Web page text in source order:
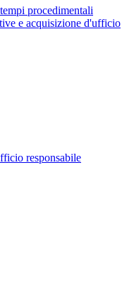
procedimentali
e acquisizione d'ufficio
responsabile